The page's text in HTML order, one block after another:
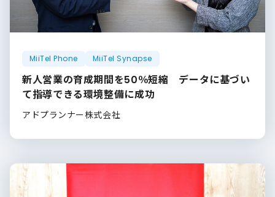
MiiTel Phone MiiTel Synapse
新人営業の育成期間を50％短縮 データに基づい
て指導できる環境整備に成功
アドプランナー株式会社